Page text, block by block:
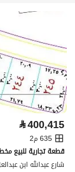
⃁400,415
635 م2
قطعة تجارية للبيع
شارع عبدالله ابن